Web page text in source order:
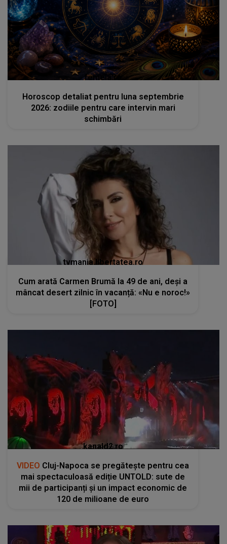
femeia.ro
Horoscop detaliat pentru luna septembrie
2026: zodiile pentru care intervin mari
schimbări
tvmania.libertatea.ro
Cum arată Carmen Brumă la 49 de ani, deși a
mâncat desert zilnic în vacanță: «Nu e noroc!»
[FOTO]
kanald2.ro
VIDEO Cluj-Napoca se pregătește pentru cea
mai spectaculoasă ediție UNTOLD: sute de
mii de participanți și un impact economic de
120 de milioane de euro